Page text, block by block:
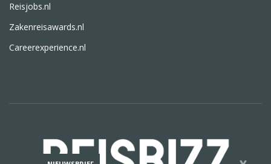
Reisjobs.nl
Zakenreisawards.nl
Careerexperience.nl